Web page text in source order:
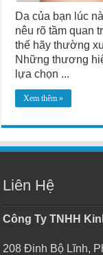
Da của bạn lúc
nêu rõ tầm quan
thế hãy thường
Những thương
lựa chọn ...
Xem thêm »
Liên Hệ
Công Ty TNHH
208 Đinh Bộ Lĩnh,